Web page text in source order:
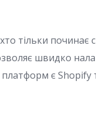
тільки починає
швидко
є Shopify